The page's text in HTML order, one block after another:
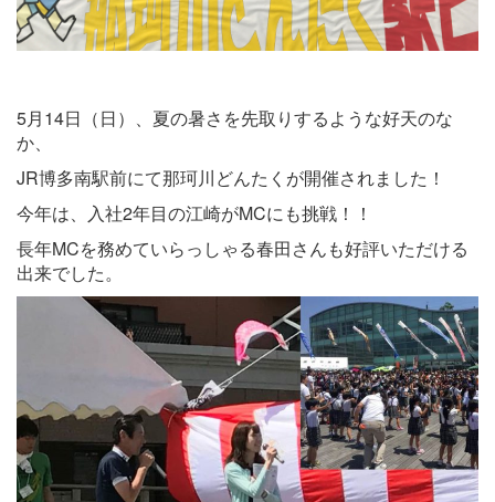
5月14日（日）、夏の暑さを先取りするような好天のな
か、
JR博多南駅前にて那珂川どんたくが開催されました！
今年は、入社2年目の江崎がMCにも挑戦！！
長年MCを務めていらっしゃる春田さんも好評いただける
出来でした。